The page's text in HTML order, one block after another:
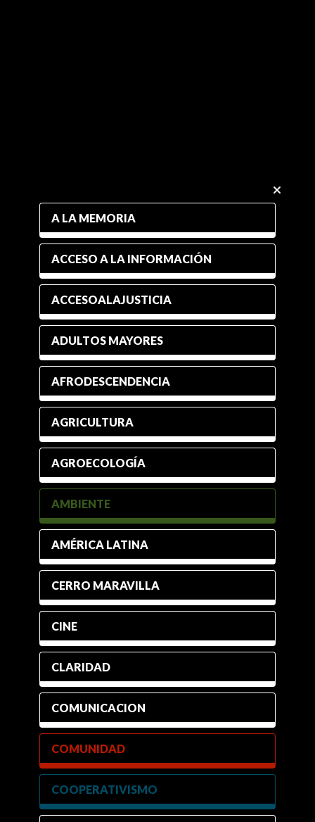
A LA MEMORIA
ACCESO A LA INFORMACIÓN
ACCESOALAJUSTICIA
ADULTOS MAYORES
AFRODESCENDENCIA
AGRICULTURA
AGROECOLOGÍA
AMBIENTE
AMÉRICA LATINA
CERRO MARAVILLA
CINE
CLARIDAD
COMUNICACION
COMUNIDAD
COOPERATIVISMO